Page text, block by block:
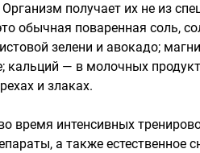
получает их не из
обычная поваренная соль,
зелени и авокадо;
— в молочных
и злаках.
время интенсивных
а также естественное